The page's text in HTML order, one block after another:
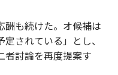
酬も続けた。オ候補は
されている」とし、
者討論を再度提案す